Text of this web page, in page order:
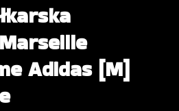
Adidas [M]